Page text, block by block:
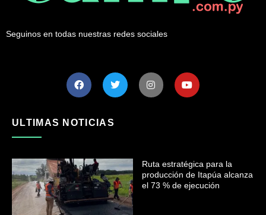
Seguinos en todas nuestras redes sociales
ULTIMAS NOTICIAS
Ruta estratégica para la
producción de Itapúa alcanza
el 73 % de ejecución